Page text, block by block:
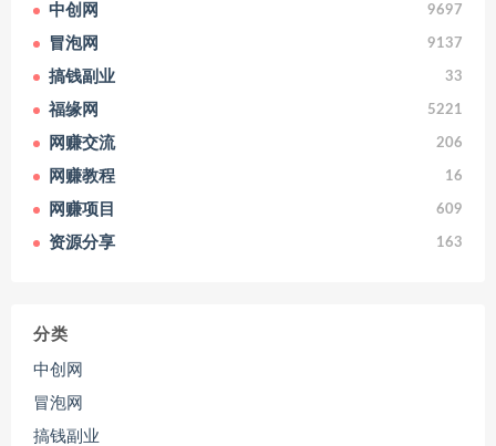
中创网 9697
冒泡网 9137
搞钱副业 33
福缘网 5221
网赚交流 206
网赚教程 16
网赚项目 609
资源分享 163
分类
中创网
冒泡网
搞钱副业